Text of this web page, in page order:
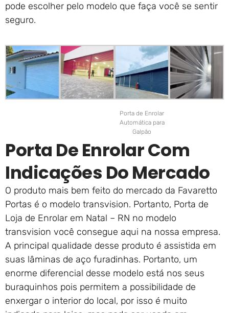
pode escolher pelo modelo que faça você se sentir
seguro.
Porta de Enrolar
Automática para
Galpão
Porta De Enrolar Com
Indicações Do Mercado
O produto mais bem feito do mercado da Favaretto
Portas é o modelo transvision. Portanto, Porta de
Loja de Enrolar em Natal – RN no modelo
transvision você consegue aqui na nossa empresa.
A principal qualidade desse produto é assistida em
suas lâminas de aço furadinhas. Portanto, um
enorme diferencial desse modelo está nos seus
buraquinhos pois permitem a possibilidade de
enxergar o interior do local, por isso é muito